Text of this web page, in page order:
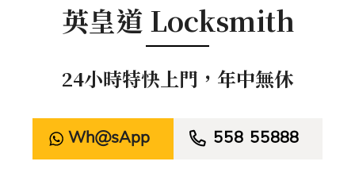
英皇道 Locksmith
24小時特快上門，年中無休
WhatsApp  558 55888